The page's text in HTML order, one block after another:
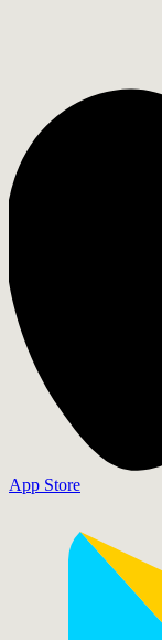
App Store